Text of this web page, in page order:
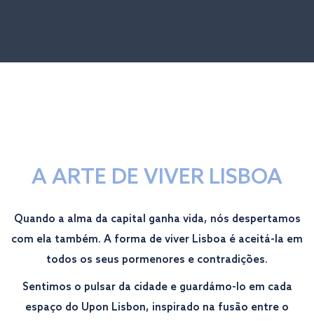
A ARTE DE VIVER LISBOA
Quando a alma da capital ganha vida, nós despertamos
com ela também. A forma de viver Lisboa é aceitá-la em
todos os seus pormenores e contradições.
Sentimos o pulsar da cidade e guardámo-lo em cada
espaço do Upon Lisbon, inspirado na fusão entre o